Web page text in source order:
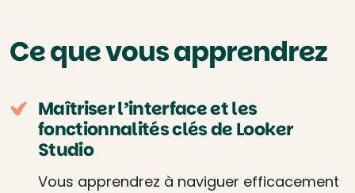
Ce que vous apprendrez
Maîtriser l’interface et les
fonctionnalités clés de Looker
Studio
Vous apprendrez à naviguer efficacement